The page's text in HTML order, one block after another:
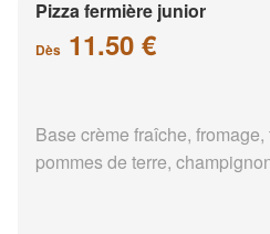
Pizza fermière junior
Dès 11.50 €
Base crème fraîche,
pommes de terre,